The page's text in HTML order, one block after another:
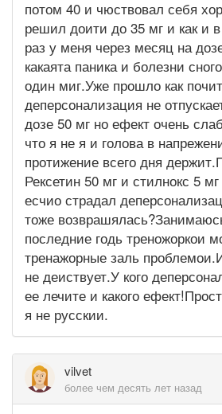
потом 40 и чюствовал себя
решил доити до 35 мг и как и
раз у меня через месяц на
какаята паника и болезни
один миг.Уже прошло как
деперсонализация не
дозе 50 мг но ефект очень
что я не я и голова в
протижение всего дня
Рексетин 50 мг и стилнокс 5
есчио страдал
тоже
последние годь треножоркои
тренажорные заль
не деиствует.У кого
ее лечите и какого
я не русскии.
vilvet
более чем десять лет назад